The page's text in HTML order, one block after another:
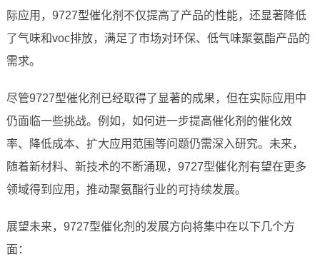
际应用，9727型催化剂不仅提高了产品的性能，还显著降低
了气味和voc排放，满足了市场对环保、低气味聚氨酯产品的
需求。
尽管9727型催化剂已经取得了显著的成果，但在实际应用中
仍面临一些挑战。例如，如何进一步提高催化剂的催化效
率、降低成本、扩大应用范围等问题仍需深入研究。未来，
随着新材料、新技术的不断涌现，9727型催化剂有望在更多
领域得到应用，推动聚氨酯行业的可持续发展。
展望未来，9727型催化剂的发展方向将集中在以下几个方
面：